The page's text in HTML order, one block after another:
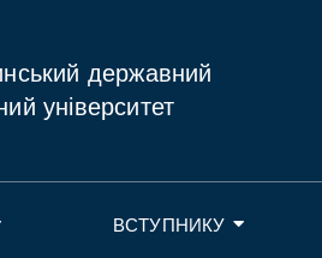
державний
університет
ВСТУПНИКУ